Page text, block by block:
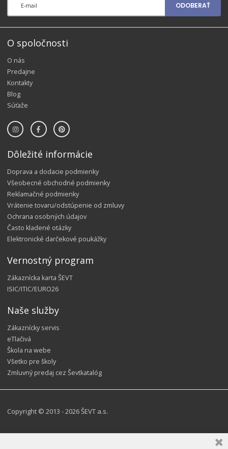
ODOBERAŤ
O spoločnosti
O nás
Predajne
Kontakty
Blog
Súťaže
Dôležité informácie
Doprava a dodacie podmienky
Všeobecné obchodné podmienky
Reklamačné podmienky
Vrátenie tovaru/odstúpenie od zmluvy
Ochrana osobných údajov
Často kladené otázky
Elektronické darčekové poukážky
Vernostný program
Zákaznícka karta ŠEVT
ISIC/ITIC/EURO26
Naše služby
Zákaznícky servis
eTlačivá
Škola na webe
Všetko pre školy
Zmluvný predaj cez Ševtkatalóg
Copyright © 2013 - 2026 ŠEVT a.s.